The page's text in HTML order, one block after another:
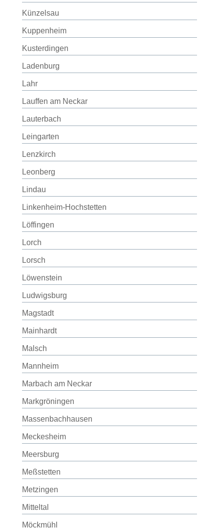
Künzelsau
Kuppenheim
Kusterdingen
Ladenburg
Lahr
Lauffen am Neckar
Lauterbach
Leingarten
Lenzkirch
Leonberg
Lindau
Linkenheim-Hochstetten
Löffingen
Lorch
Lorsch
Löwenstein
Ludwigsburg
Magstadt
Mainhardt
Malsch
Mannheim
Marbach am Neckar
Markgröningen
Massenbachhausen
Meckesheim
Meersburg
Meßstetten
Metzingen
Mitteltal
Möckmühl